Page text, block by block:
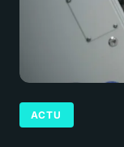
ACTU